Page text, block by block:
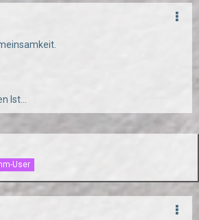
Ist...
User